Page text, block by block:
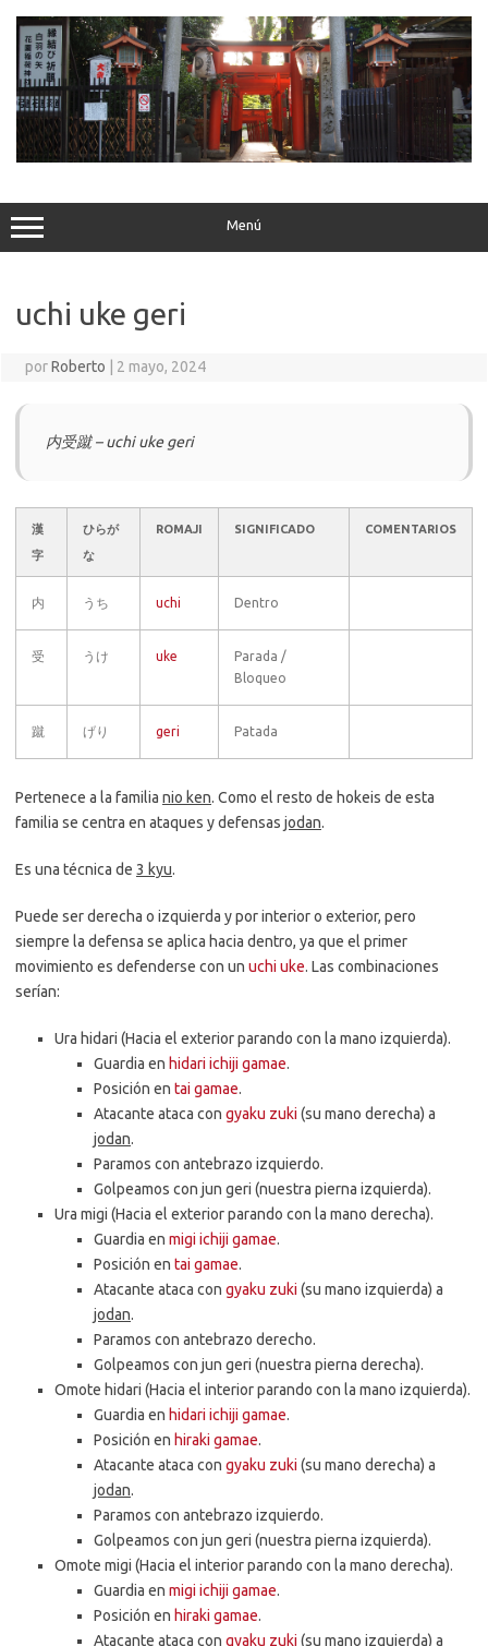
contenido
Menú
uchi uke geri
porRoberto 2 mayo, 2024
内受蹴 – uchi uke geri
漢
字
ひらが
な
ROMAJI SIGNIFICADO COMENTARIOS
内 うち uchi Dentro
受 うけ uke
Parada /
Bloqueo
蹴 げり geri Patada
Pertenece a la familia nio ken. Como el resto de hokeis de esta
familia se centra en ataques y defensas jodan.
Es una técnica de 3 kyu.
Puede ser derecha o izquierda y por interior o exterior, pero
siempre la defensa se aplica hacia dentro, ya que el primer
movimiento es defenderse con un uchi uke. Las combinaciones
serían:
Ura hidari (Hacia el exterior parando con la mano izquierda).
Guardia en hidari ichiji gamae.
Posición en tai gamae.
Atacante ataca con gyaku zuki (su mano derecha) a
jodan.
Paramos con antebrazo izquierdo.
Golpeamos con jun geri (nuestra pierna izquierda).
Ura migi (Hacia el exterior parando con la mano derecha).
Guardia en migi ichiji gamae.
Posición en tai gamae.
Atacante ataca con gyaku zuki (su mano izquierda) a
jodan.
Paramos con antebrazo derecho.
Golpeamos con jun geri (nuestra pierna derecha).
Omote hidari (Hacia el interior parando con la mano izquierda).
Guardia en hidari ichiji gamae.
Posición en hiraki gamae.
Atacante ataca con gyaku zuki (su mano derecha) a
jodan.
Paramos con antebrazo izquierdo.
Golpeamos con jun geri (nuestra pierna izquierda).
Omote migi (Hacia el interior parando con la mano derecha).
Guardia en migi ichiji gamae.
Posición en hiraki gamae.
Atacante ataca con gyaku zuki (su mano izquierda) a